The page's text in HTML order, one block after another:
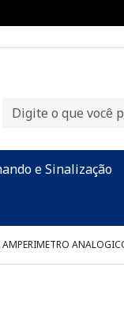
e Sinalização
AMPERIMETRO